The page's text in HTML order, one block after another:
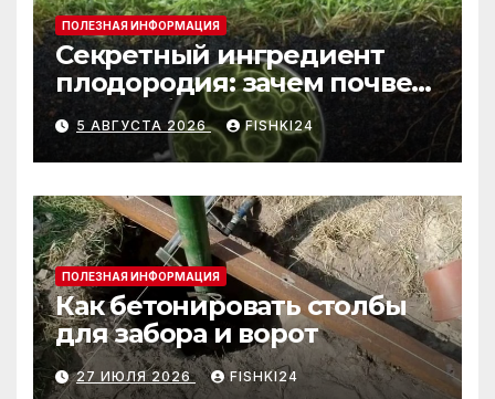
ПОЛЕЗНАЯ ИНФОРМАЦИЯ
Секретный ингредиент
плодородия: зачем почве
нужны бактерии и
биогумус
5 АВГУСТА 2026 FISHKI24
ПОЛЕЗНАЯ ИНФОРМАЦИЯ
Как бетонировать столбы
для забора и ворот
27 ИЮЛЯ 2026 FISHKI24